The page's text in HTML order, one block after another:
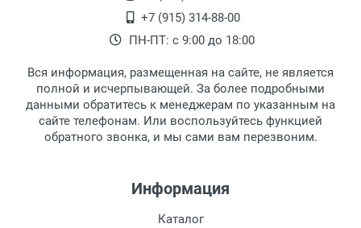
+7 (915) 314-88-00
ПН-ПТ: с 9:00 до 18:00
Вся информация, размещенная на сайте, не является
полной и исчерпывающей. За более подробными
данными обратитесь к менеджерам по указанным на
сайте телефонам. Или воспользуйтесь функцией
обратного звонка, и мы сами вам перезвоним.
Информация
Каталог